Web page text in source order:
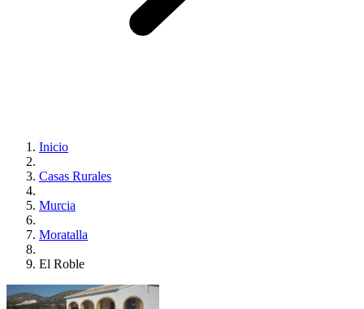
Inicio
Casas Rurales
Murcia
Moratalla
El Roble